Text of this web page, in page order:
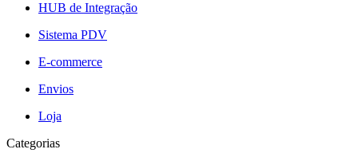
HUB de Integração
Sistema PDV
E-commerce
Envios
Loja
Categorias